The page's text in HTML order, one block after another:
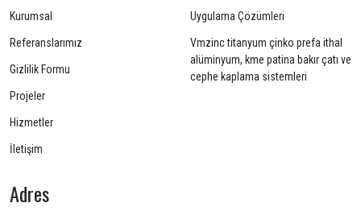
Kurumsal
Referanslarımız
Gizlilik Formu
Projeler
Hizmetler
İletişim
Uygulama Çözümleri
Vmzinc titanyum çinko prefa ithal
alüminyum, kme patina bakır çatı ve
cephe kaplama sistemleri
Adres